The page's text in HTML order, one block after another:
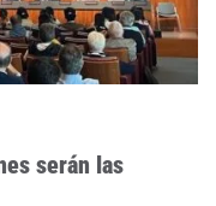
serán las